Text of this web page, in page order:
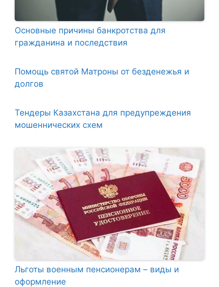
Основные причины банкротства для
гражданина и последствия
Помощь святой Матроны от безденежья и
долгов
Тендеры Казахстана для предупреждения
мошеннических схем
Льготы военным пенсионерам – виды и
оформление